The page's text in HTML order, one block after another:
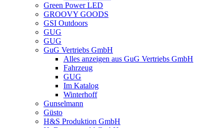
Green Power LED
GROOVY GOODS
GSI Outdoors
GUG
GUG
GuG Vertriebs GmbH
Alles anzeigen aus GuG Vertriebs GmbH
Fahrzeug
GUG
Im Katalog
Winterhoff
Gunselmann
Güsto
H&S Produktion GmbH